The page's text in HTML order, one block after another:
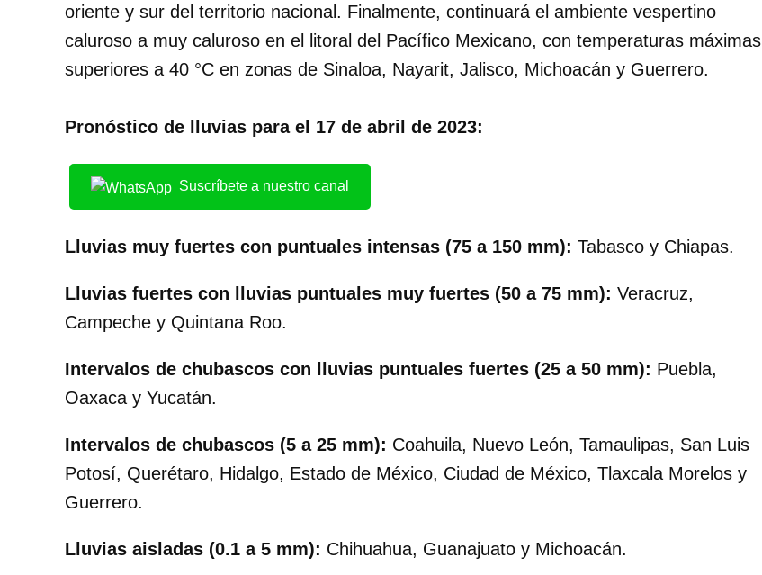
oriente y sur del territorio nacional. Finalmente, continuará el ambiente vespertino
caluroso a muy caluroso en el litoral del Pacífico Mexicano, con temperaturas máximas
superiores a 40 °C en zonas de Sinaloa, Nayarit, Jalisco, Michoacán y Guerrero.
Pronóstico de lluvias para el 17 de abril de 2023:
Suscríbete a nuestro canal
Lluvias muy fuertes con puntuales intensas (75 a 150 mm): Tabasco y Chiapas.
Lluvias fuertes con lluvias puntuales muy fuertes (50 a 75 mm): Veracruz,
Campeche y Quintana Roo.
Intervalos de chubascos con lluvias puntuales fuertes (25 a 50 mm): Puebla,
Oaxaca y Yucatán.
Intervalos de chubascos (5 a 25 mm): Coahuila, Nuevo León, Tamaulipas, San Luis
Potosí, Querétaro, Hidalgo, Estado de México, Ciudad de México, Tlaxcala Morelos y
Guerrero.
Lluvias aisladas (0.1 a 5 mm): Chihuahua, Guanajuato y Michoacán.